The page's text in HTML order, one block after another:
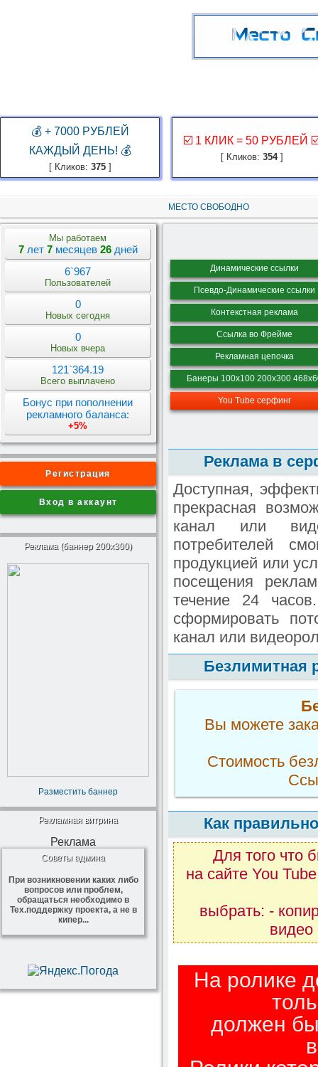
💰 + 7000 РУБЛЕЙ
КАЖДЫЙ ДЕНЬ! 💰
[ Кликов: 375]
☑️ 1 КЛИК = 50 РУБЛЕЙ
[ Кликов: 354]
МЕСТО СВОБОДНО
Мы работаем
7лет 7месяцев 26дней
6`967
Пользователей
0
Новых сегодня
0
Новых вчера
121`364.19
Всего выплачено
Бонус при пополнении
рекламного баланса:
+5%
Регистрация
Вход в аккаунт
Реклама (баннер 200x300)
Разместить баннер
Рекламная витрина
Реклама
Советы админа
При возникновении каких либо
вопросов или проблем,
обращаться необходимо в
Тех.поддержку проекта, а не в
кипер...
Динамические ссылки
Псевдо-Динамические ссылки
Контекстная реклама
Ссылка во Фрейме
Рекламная цепочка
Банеры 100х100 200х300
You Tube серфинг
Реклама в
Доступная,
прекрасная
канал или
потребителей
продукцией или
посещения
течение 24
сформировать
канал или
Безлимитная
Вы можете
Стоимость
Как
Для того что
на сайте You
выбрать: -
На ролике
должен